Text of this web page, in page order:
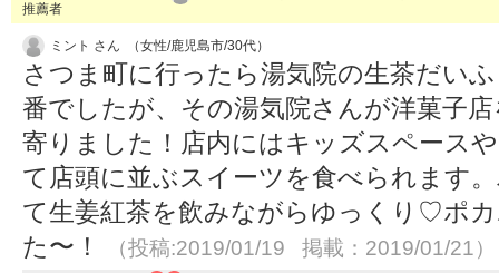
推薦者
ミント さん （女性/鹿児島市/30代）
さつま町に行ったら湯気院の生茶だい
番でしたが、その湯気院さんが洋菓子
寄りました！店内にはキッズスペース
て店頭に並ぶスイーツを食べられます
て生姜紅茶を飲みながらゆっくり♡ポ
た〜！
（投稿:2019/01/19 掲載：2019/01/21）